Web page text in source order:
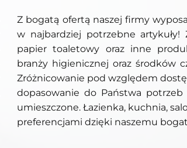
Z bogatą ofertą naszej firmy
w najbardziej potrzebne
papier toaletowy oraz inne
branży higienicznej oraz środków
Zróżnicowanie pod względem
dopasowanie do Państwa
umieszczone. Łazienka, kuchnia,
preferencjami dzięki naszemu